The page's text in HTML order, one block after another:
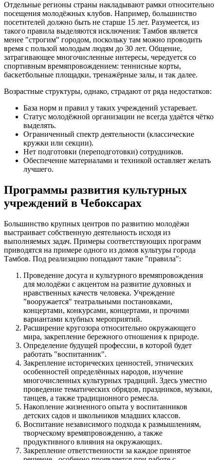
Отдельные регионы страны накладывают рамки относительно
посещения молодёжных клубов. Например, большинство
посетителей должно быть не старше 15 лет. Разумеется, из
такого правила выделяются исключения: Тамбов является
менее "строгим" городом, поскольку там можно проводить
время с пользой молодым людям до 30 лет. Общение,
затрагивающее многочисленные интересы, чередуется со
спортивным времяпровождением: теннисные корты,
баскетбольные площадки, тренажёрные залы, и так далее.
Возрастные структуры, однако, страдают от ряда недостатков:
База норм и правил у таких учреждений устаревает.
Статус молодёжной организации не всегда удаётся чётко
выделять.
Ограниченный спектр деятельности (классические
кружки или секции).
Нет подготовки (переподготовки) сотрудников.
Обеспечение материалами и техникой оставляет желать
лучшего.
Программы развития культурных
учреждений в Чебоксарах
Большинство крупных центров по развитию молодёжи
выстраивает собственную деятельность исходя из
выполняемых задач. Примеры соответствующих программ
приводятся на примере одного из домов культуры города
Тамбов. Под реализацию попадают такие "правила":
Проведение досуга и культурного времяпровождения
для молодёжи с акцентом на развитие духовных и
нравственных качеств человека. Учреждение
"вооружается" театральными постановками,
концертами, конкурсами, концертами, и прочими
вариантами клубных мероприятий.
Расширение кругозора относительно окружающего
мира, закрепление бережного отношения к природе.
Определение будущей профессии, в которой будет
работать "воспитанник".
Закрепление исторических ценностей, этнических
особенностей определённых народов, изучение
многочисленных культурных традиций. Здесь уместно
проведение тематических обрядов, праздников, музыки,
танцев, а также традиционного ремесла.
Накопление жизненного опыта у воспитанников
детских садов и школьников младших классов.
Воспитание независимого подхода к размышлениям,
творческому времяпровождению, а также
продуктивного влияния на окружающих.
Закрепление ответственности за каждое принятое